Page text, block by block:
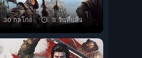
30 กลโกง 8 วันที่แล้ว